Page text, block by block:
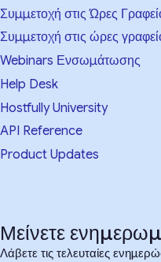
Συμμετοχή στις Ώρες
Συμμετοχή στις ώρες
Webinars Ενσωμάτωσης
Help Desk
Hostfully University
API Reference
Product Updates
Μείνετε
Λάβετε τις τελευταίες